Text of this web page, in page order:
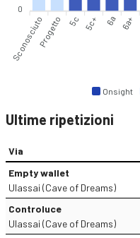
Onsight
0
SconosciutoProgetto 5c 5c+ 6a 6a+
Ultime ripetizioni
Via
Empty wallet
Ulassai (Cave of Dreams)
Controluce
Ulassai (Cave of Dreams)